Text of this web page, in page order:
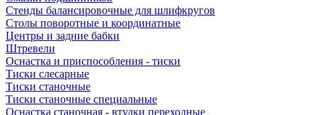
Стенды балансировочные для шлифкругов
Столы поворотные и координатные
Центры и задние бабки
Штревели
Оснастка и приспособления - тиски
Тиски слесарные
Тиски станочные
Тиски станочные специальные
Оснастка станочная - втулки переходные